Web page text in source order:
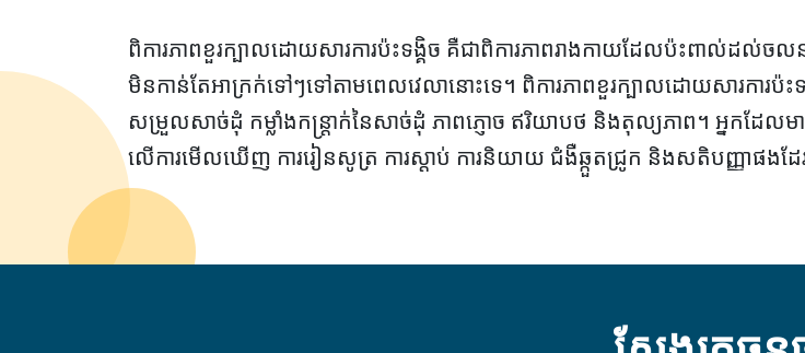
ពិការភាពខួរក្បាលដោយសារការប៉ះទង្គិច គឺជាពិការភាពរាងកាយដែលប៉ះពាល់ដល់ច
មិនកាន់តែអាក្រក់ទៅៗទៅតាមពេលវេលានោះទេ។ ពិការភាពខួរក្បាលដោយសារការ
សម្រួលសាច់ដុំ កម្លាំងកន្ត្រាក់នៃសាច់ដុំ ភាពភ្ញោច ឥរិយាបថ និងតុល្យភាព។ អ្នកដែល
លើការមើលឃើញ ការរៀនសូត្រ ការស្តាប់ ការនិយាយ ជំងឺឆ្កួតជ្រូក និងសតិបញ្ញាផងដែ